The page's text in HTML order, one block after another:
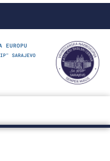
EUROPU
SARAJEVO